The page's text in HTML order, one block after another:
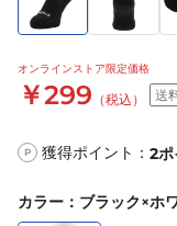
オンラインストア限定価格
￥299 （税込） 送
P 獲得ポイント： 2ポ
カラー ： ブラック×ホ